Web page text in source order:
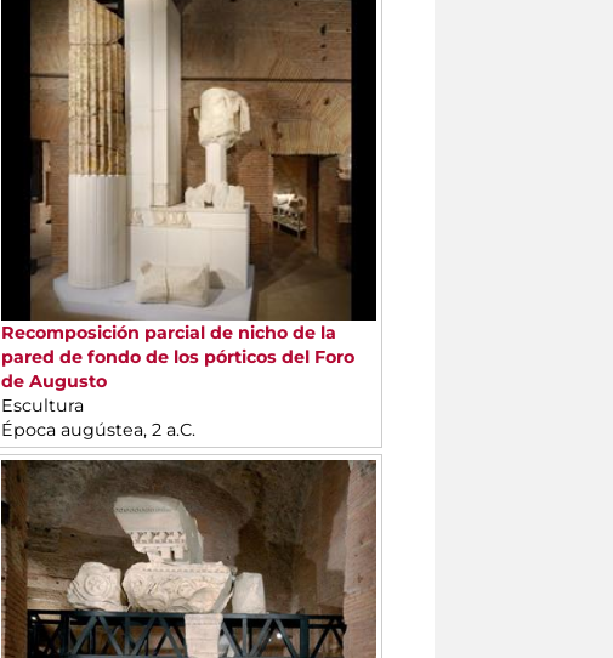
Recomposición parcial de nicho de la
pared de fondo de los pórticos del Foro
de Augusto
Escultura
Época augústea, 2 a.C.